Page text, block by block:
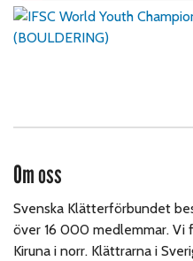
Om oss
Svenska Klätterförbundet
över 16 000 medlemmar. Vi
Kiruna i norr. Klättrarna i